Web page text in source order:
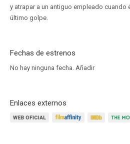
y atrapar a un antiguo empleado cuando
último golpe.
Fechas de estrenos
No hay ninguna fecha. Añadir
Enlaces externos